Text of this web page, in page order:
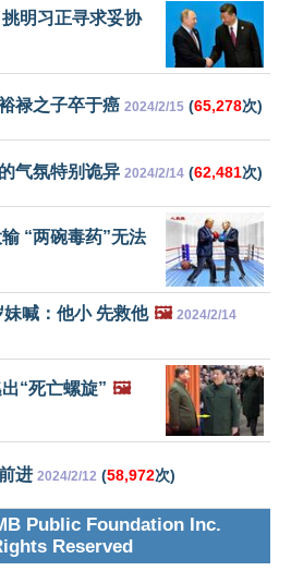
明习正寻求妥协
禄之子卒于癌 2024/2/15 (65,278次)
气氛特别诡异 2024/2/14 (62,481次)
“两碗毒药”无法
喊：他小 先救他 🖼️ 2024/2/14
“死亡螺旋” 🖼️
进 2024/2/12 (58,972次)
Public Foundation Inc.
Reserved